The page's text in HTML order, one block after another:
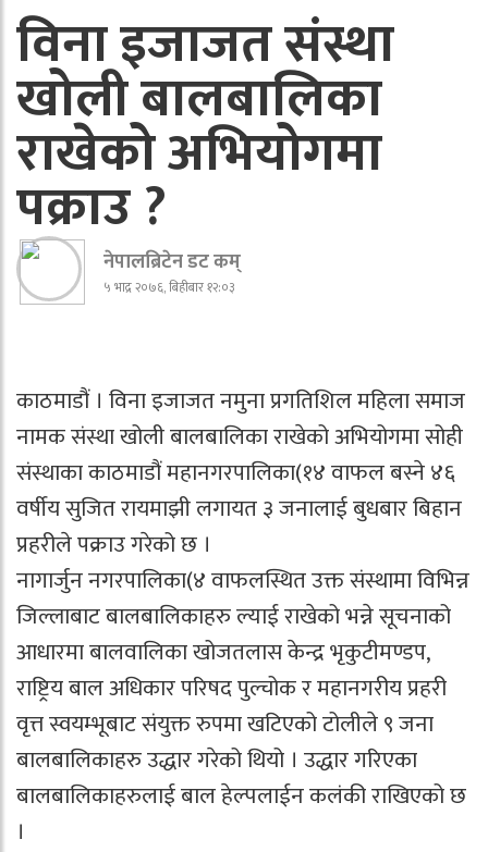
विना इजाजत संस्था
खोली बालबालिका
राखेको अभियोगमा
पक्राउ ?
नेपालब्रिटेन डट कम्
५ भाद्र २०७६, बिहीबार १२:०३
काठमाडौं । विना इजाजत नमुना प्रगतिशिल महिला समाज
नामक संस्था खोली बालबालिका राखेको अभियोगमा सोही
संस्थाका काठमाडौं महानगरपालिका(१४ वाफल बस्ने ४६
वर्षीय सुजित रायमाझी लगायत ३ जनालाई बुधबार बिहान
प्रहरीले पक्राउ गरेको छ ।
नागार्जुन नगरपालिका(४ वाफलस्थित उक्त संस्थामा विभिन्न
जिल्लाबाट बालबालिकाहरु ल्याई राखेको भन्ने सूचनाको
आधारमा बालवालिका खोजतलास केन्द्र भृकुटीमण्डप,
राष्ट्रिय बाल अधिकार परिषद पुल्चोक र महानगरीय प्रहरी
वृत्त स्वयम्भूबाट संयुक्त रुपमा खटिएको टोलीले ९ जना
बालबालिकाहरु उद्धार गरेको थियो । उद्धार गरिएका
बालबालिकाहरुलाई बाल हेल्पलाईन कलंकी राखिएको छ
।